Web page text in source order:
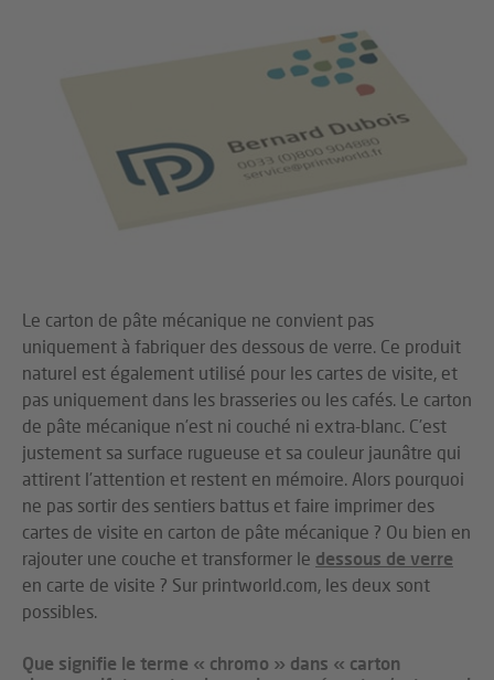
Le carton de pâte mécanique ne convient pas
uniquement à fabriquer des dessous de verre. Ce produit
naturel est également utilisé pour les cartes de visite, et
pas uniquement dans les brasseries ou les cafés. Le carton
de pâte mécanique n’est ni couché ni extra-blanc. C’est
justement sa surface rugueuse et sa couleur jaunâtre qui
attirent l’attention et restent en mémoire. Alors pourquoi
ne pas sortir des sentiers battus et faire imprimer des
cartes de visite en carton de pâte mécanique ? Ou bien en
rajouter une couche et transformer le dessous de verre
en carte de visite ? Sur printworld.com, les deux sont
possibles.
Que signifie le terme « chromo » dans « carton